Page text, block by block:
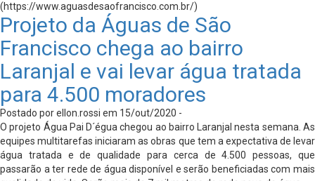
(https://www.aguasdesaofrancisco.com.br/)
Projeto da Águas de São
Francisco chega ao bairro
Laranjal e vai levar água tratada
para 4.500 moradores
Postado por ellon.rossi em 15/out/2020 -
O projeto Água Pai D´égua chegou ao bairro Laranjal nesta semana. As
equipes multitarefas iniciaram as obras que tem a expectativa de levar
água tratada e de qualidade para cerca de 4.500 pessoas, que
passarão a ter rede de água disponível e serão beneficiadas com mais